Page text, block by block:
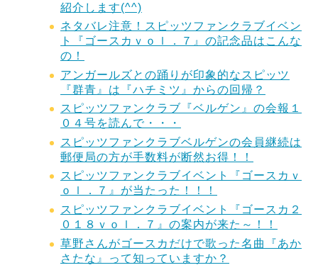
紹介します(^^)
ネタバレ注意！スピッツファンクラブイベン
ト『ゴースカｖｏｌ．７』の記念品はこんな
の！
アンガールズとの踊りが印象的なスピッツ
『群青』は『ハチミツ』からの回帰？
スピッツファンクラブ『ベルゲン』の会報１
０４号を読んで・・・
スピッツファンクラブベルゲンの会員継続は
郵便局の方が手数料が断然お得！！
スピッツファンクラブイベント『ゴースカｖ
ｏｌ．７』が当たった！！！
スピッツファンクラブイベント『ゴースカ２
０１８ｖｏｌ．７』の案内が来た～！！
草野さんがゴースカだけで歌った名曲『あか
さたな』って知っていますか？